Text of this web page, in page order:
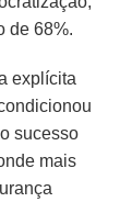
de 68%.
explícita
sucesso
mais